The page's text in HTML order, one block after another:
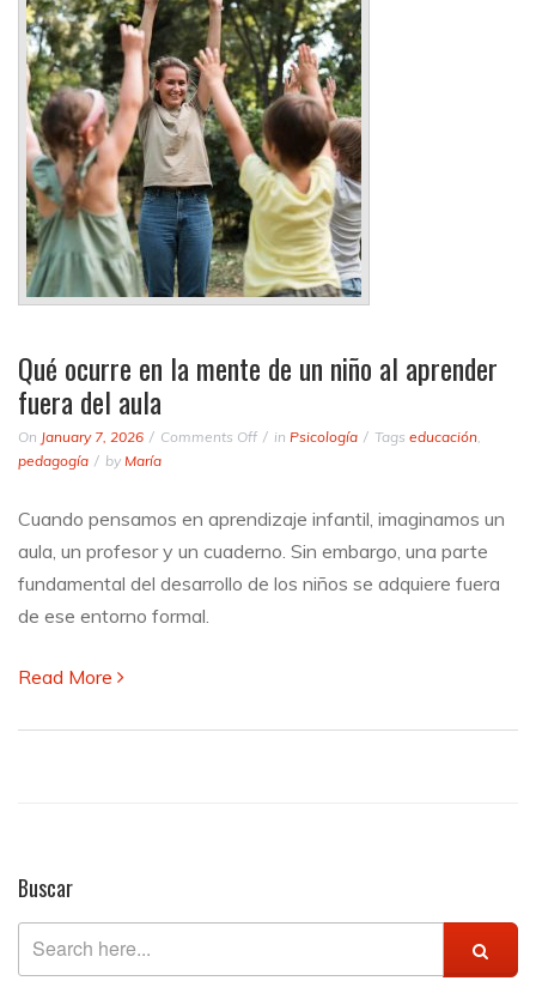
Qué ocurre en la mente de un niño al aprender
fuera del aula
On January 7, 2026 Comments Offon
la
mente
de
in Psicología Tags educación,
pedagogía
by María
Cuando pensamos en aprendizaje infantil, imaginamos un
aula, un profesor y un cuaderno. Sin embargo, una parte
fundamental del desarrollo de los niños se adquiere fuera
de ese entorno formal.
Read More
Buscar